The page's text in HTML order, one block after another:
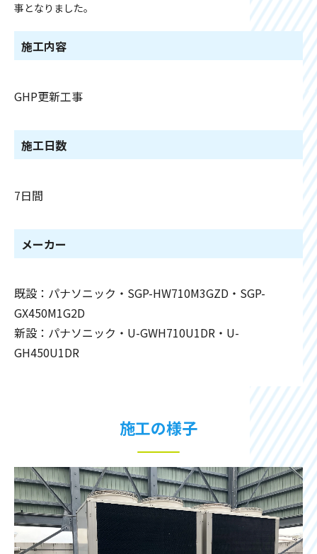
事となりました。
施工内容
GHP更新工事
施工日数
7日間
メーカー
既設：パナソニック・SGP-HW710M3GZD・SGP-
GX450M1G2D
新設：パナソニック・U-GWH710U1DR・U-
GH450U1DR
施工の様子